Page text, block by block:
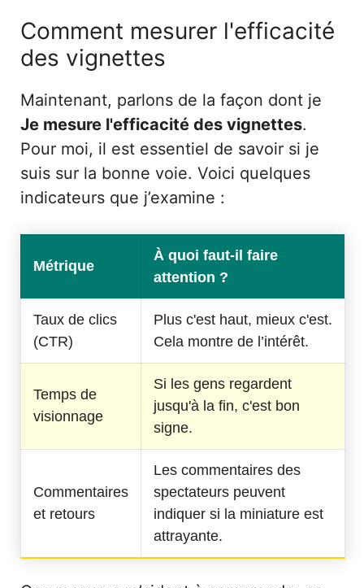
Comment mesurer l'efficacité
des vignettes
Maintenant, parlons de la façon dont je
Je mesure l'efficacité des vignettes.
Pour moi, il est essentiel de savoir si je
suis sur la bonne voie. Voici quelques
indicateurs que j’examine :
Métrique
À quoi faut-il faire
attention ?
Taux de clics
(CTR)
Plus c'est haut, mieux c'est.
Cela montre de l’intérêt.
Temps de
visionnage
Si les gens regardent
jusqu'à la fin, c'est bon
signe.
Commentaires
et retours
Les commentaires des
spectateurs peuvent
indiquer si la miniature est
attrayante.